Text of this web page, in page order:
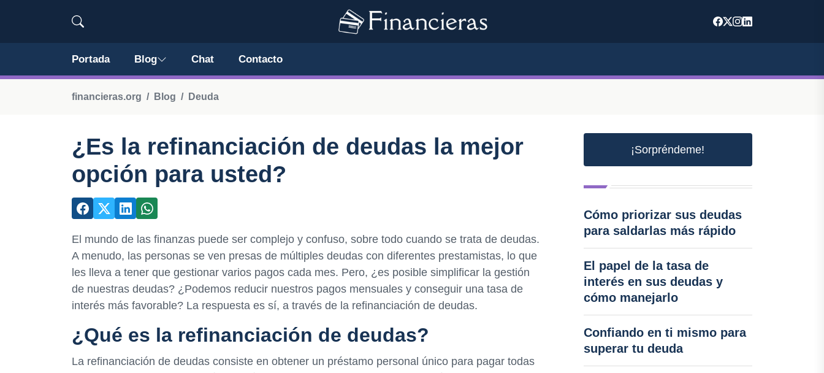
Portada Blog Chat Contacto
financieras.org Blog Deuda
¿Es la refinanciación de deudas la mejor
opción para usted?
El mundo de las finanzas puede ser complejo y confuso, sobre todo cuando se trata de deudas.
A menudo, las personas se ven presas de múltiples deudas con diferentes prestamistas, lo que
les lleva a tener que gestionar varios pagos cada mes. Pero, ¿es posible simplificar la gestión
de nuestras deudas? ¿Podemos reducir nuestros pagos mensuales y conseguir una tasa de
interés más favorable? La respuesta es sí, a través de la refinanciación de deudas.
¿Qué es la refinanciación de deudas?
La refinanciación de deudas consiste en obtener un préstamo personal único para pagar todas
¡Sorpréndeme!
Cómo priorizar sus deudas
para saldarlas más rápido
El papel de la tasa de
interés en sus deudas y
cómo manejarlo
Confiando en ti mismo para
superar tu deuda